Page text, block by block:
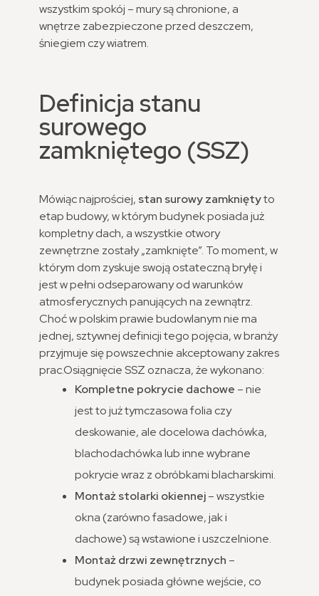
wszystkim spokój – mury są chronione, a
wnętrze zabezpieczone przed deszczem,
śniegiem czy wiatrem.
Definicja stanu
surowego
zamkniętego (SSZ)
Mówiąc najprościej, stan surowy zamkniętyto
etap budowy, w którym budynek posiada już
kompletny dach, a wszystkie otwory
zewnętrzne zostały „zamknięte”. To moment, w
którym dom zyskuje swoją ostateczną bryłę i
jest w pełni odseparowany od warunków
atmosferycznych panujących na zewnątrz.
Choć w polskim prawie budowlanym nie ma
jednej, sztywnej definicji tego pojęcia, w branży
przyjmuje się powszechnie akceptowany zakres
prac.Osiągnięcie SSZ oznacza, że wykonano:
Kompletne pokrycie dachowe – nie
jest to już tymczasowa folia czy
deskowanie, ale docelowa dachówka,
blachodachówka lub inne wybrane
pokrycie wraz z obróbkami blacharskimi.
Montaż stolarki okiennej– wszystkie
okna (zarówno fasadowe, jak i
dachowe) są wstawione i uszczelnione.
Montaż drzwi zewnętrznych –
budynek posiada główne wejście, co